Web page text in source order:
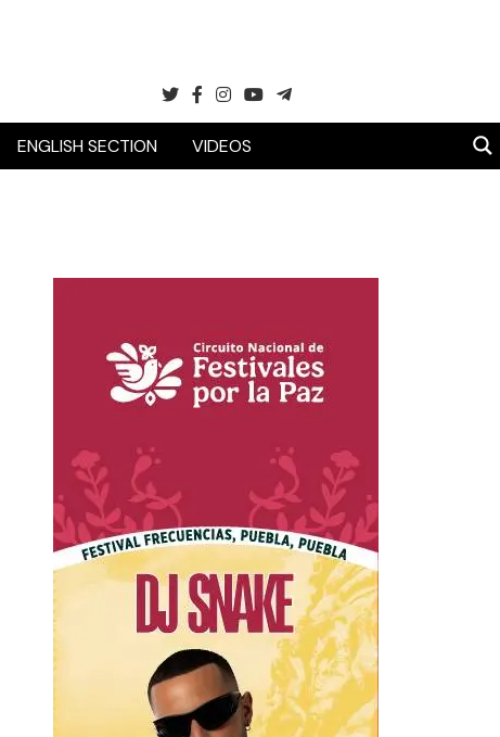
ENGLISH SECTION VIDEOS